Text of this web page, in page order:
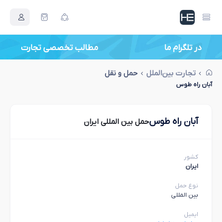
در تلگرام ما مطالب تخصصی تجارت
تجارت بین‌الملل حمل و نقل
آبان راه طوس
آبان راه طوسحمل بین المللی ایران
کشور
ایران
نوع حمل
بین المللی
ایمیل